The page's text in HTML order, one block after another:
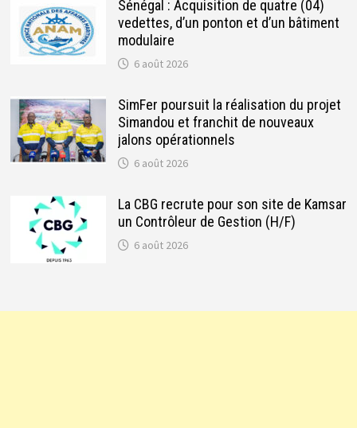
Sénégal : Acquisition de quatre (04)
vedettes, d’un ponton et d’un bâtiment
modulaire
6 août 2026
SimFer poursuit la réalisation du projet
Simandou et franchit de nouveaux
jalons opérationnels
6 août 2026
La CBG recrute pour son site de Kamsar
un Contrôleur de Gestion (H/F)
6 août 2026